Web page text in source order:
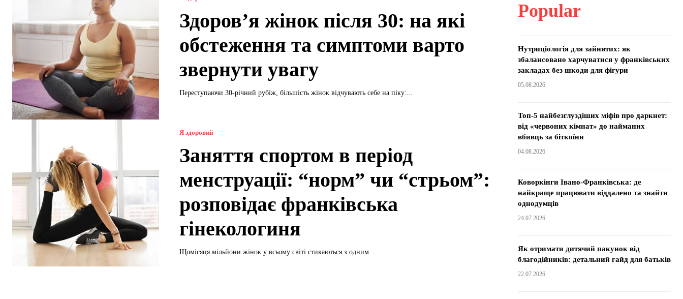
Здоров’я жінок після 30: на які
обстеження та симптоми варто
звернути увагу
Переступаючи 30-річний рубіж, більшість жінок відчувають себе на піку:...
Я здоровий
Заняття спортом в період
менструації: “норм” чи “стрьом”:
розповідає франківська
гінекологиня
Щомісяця мільйони жінок у всьому світі стикаються з одним...
Popular
Нутриціологія для зайнятих: як
збалансовано харчуватися у франківських
закладах без шкоди для фігури
05.08.2026
Топ-5 найбезглуздіших міфів про даркнет:
від «червоних кімнат» до найманих
вбивць за біткоїни
04.08.2026
Коворкінги Івано-Франківська: де
найкраще працювати віддалено та знайти
однодумців
24.07.2026
Як отримати дитячий пакунок від
благодійників: детальний гайд для батьків
22.07.2026